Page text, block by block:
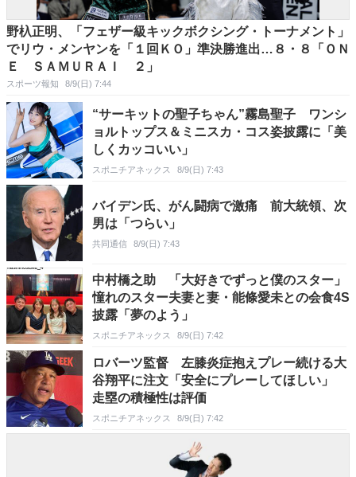
野杁正明、「フェザー級キックボクシング・トーナメント」
でリウ・メンヤンを「１回ＫＯ」準決勝進出…８・８「ＯＮ
Ｅ ＳＡＭＵＲＡＩ ２」
スポーツ報知 8/9(日) 7:44
“サーキットの聖子ちゃん”霧島聖子 ワンシ
ョルトップス＆ミニスカ・コス姿披露に「美
しくカッコいい」
スポニチアネックス 8/9(日) 7:43
バイデン氏、がん闘病で激痛 前大統領、次
男は「つらい」
共同通信 8/9(日) 7:43
中村橋之助 「大好きでずっと僕のスター」
憧れのスター夫妻と妻・能條愛未との会食4S
披露「夢のよう」
スポニチアネックス 8/9(日) 7:42
ロバーツ監督 左膝炎症抱えプレー続ける大
谷翔平に注文「安全にプレーしてほしい」
走塁の積極性は評価
スポニチアネックス 8/9(日) 7:42